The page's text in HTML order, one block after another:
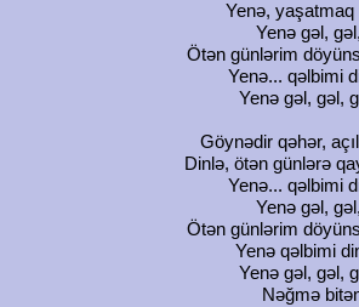
Yenə, yaşatmaq
Yenə gəl,
Ötən günlərim
Yenə... qəlbimi
Yenə gəl, gəl,
Göynədir qəhər,
Dinlə, ötən günlərə
Yenə... qəlbimi
Yenə gəl,
Ötən günlərim
Yenə qəlbimi
Yenə gəl, gəl,
Nəğmə